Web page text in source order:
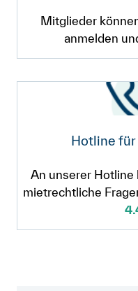
Mitglieder
anmelden
Hotline
An unserer
mietrechtliche